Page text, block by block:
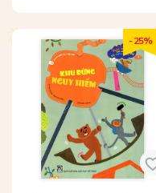
- 25%